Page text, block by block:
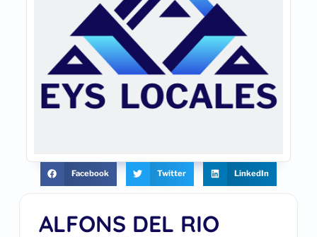
ALFONS DEL RIO
Facebook Twitter LinkedIn